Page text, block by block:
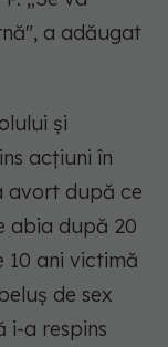
a adăugat
și
acțiuni în
avort după ce
abia după 20
10 ani victimă
de sex
i-a respins